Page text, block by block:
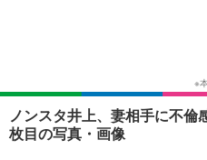
ショッピング
ノンスタ井上、妻相手に不倫
枚目の写真・画像